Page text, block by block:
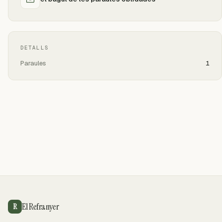
DETALLS
Paraules 1
R El Refranyer